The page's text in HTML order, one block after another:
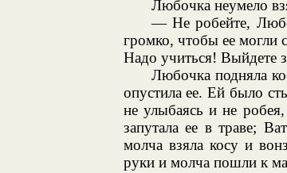
Любочка неумело
— Не робейте,
громко, чтобы ее могли
Надо учиться! Выйдете
Любочка подняла
опустила ее. Ей было
не улыбаясь и не
запутала ее в траве;
молча взяла косу и
руки и молча пошли к